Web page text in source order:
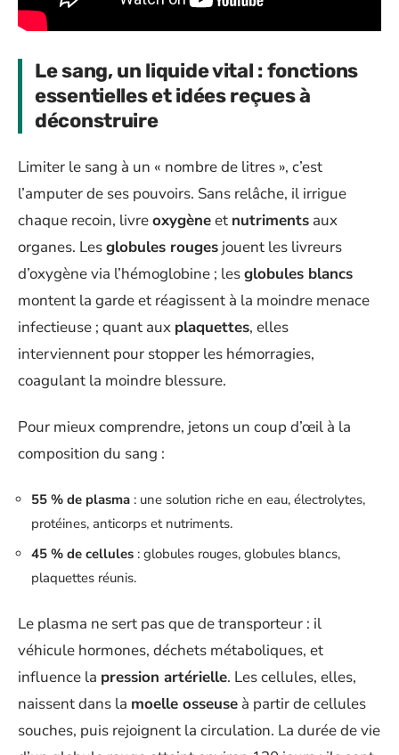
Le sang, un liquide vital : fonctions
essentielles et idées reçues à
déconstruire
Limiter le sang à un « nombre de litres », c’est
l’amputer de ses pouvoirs. Sans relâche, il irrigue
chaque recoin, livreoxygèneet nutriments aux
organes. Lesglobules rouges jouent les livreurs
d’oxygène via l’hémoglobine ; lesglobules blancs
montent la garde et réagissent à la moindre menace
infectieuse ; quant aux plaquettes, elles
interviennent pour stopper les hémorragies,
coagulant la moindre blessure.
Pour mieux comprendre, jetons un coup d’œil à la
composition du sang :
55 % de plasma : une solution riche en eau, électrolytes,
protéines, anticorps et nutriments.
45 % de cellules : globules rouges, globules blancs,
plaquettes réunis.
Le plasma ne sert pas que de transporteur : il
véhicule hormones, déchets métaboliques, et
influence la pression artérielle. Les cellules, elles,
naissent dans la moelle osseuse à partir de cellules
souches, puis rejoignent la circulation. La durée de vie